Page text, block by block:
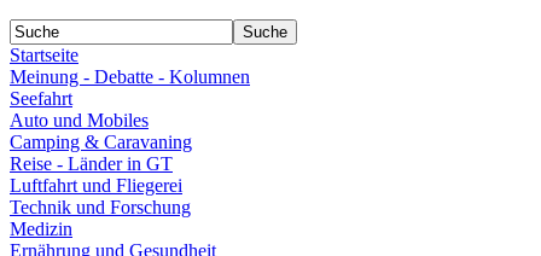
Startseite
Meinung - Debatte - Kolumnen
Seefahrt
Auto und Mobiles
Camping & Caravaning
Reise - Länder in GT
Luftfahrt und Fliegerei
Technik und Forschung
Medizin
Ernährung und Gesundheit